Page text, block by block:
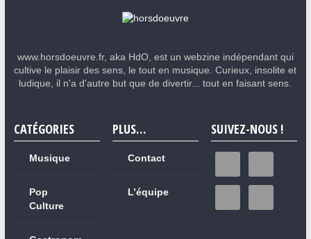
www.horsdoeuvre.fr, aka HdO, est un webzine indépendant qui
cultive le plaisir des sens, le tout en musique. Curieux, insolite et
ludique, il n'a d'autre but que de divertir... tout en faisant sens.
CATÉGORIES
Musique
Pop
Culture
PLUS…
Contact
L’équipe
SUIVEZ-NOUS !